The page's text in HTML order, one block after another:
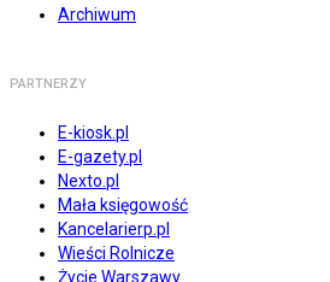
Archiwum
PARTNERZY
E-kiosk.pl
E-gazety.pl
Nexto.pl
Mała księgowość
Kancelarierp.pl
Wieści Rolnicze
Życie Warszawy